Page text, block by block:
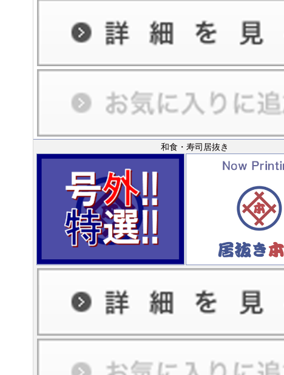
和食・寿司居抜き